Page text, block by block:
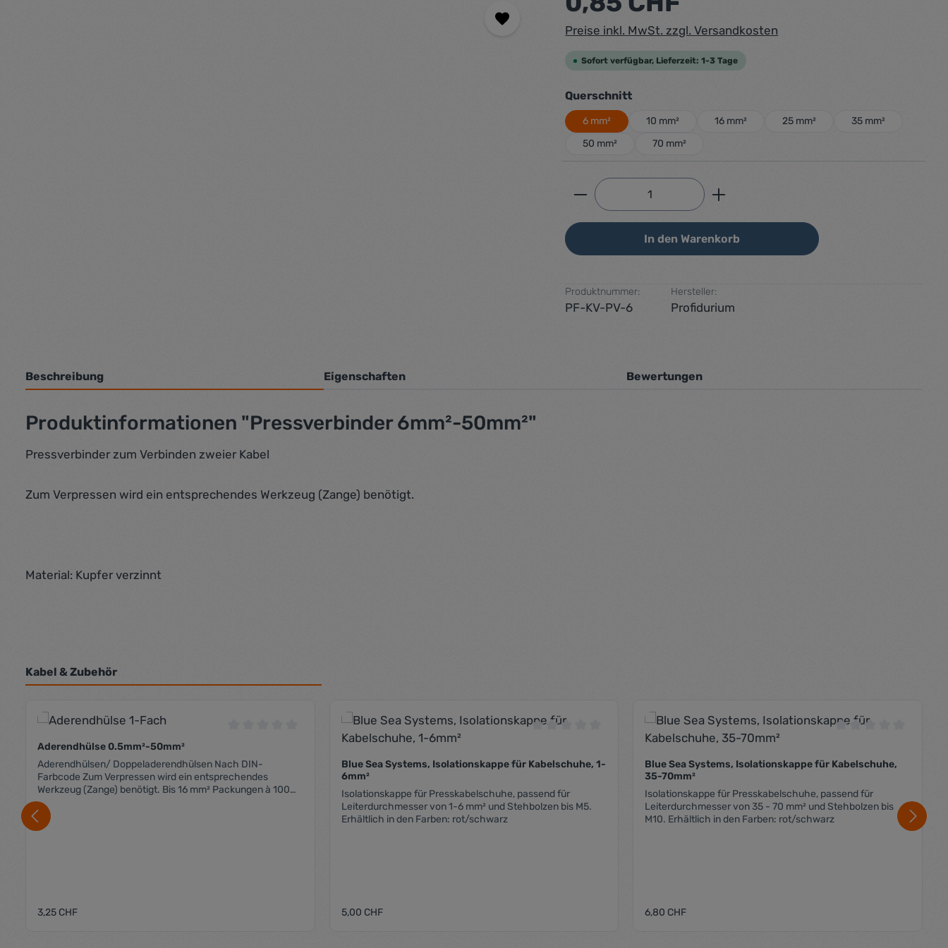
Preise inkl. MwSt. zzgl. Versandkosten
Sofort verfügbar, Lieferzeit: 1-3 Tage
Querschnittauswählen
6 mm² 10 mm² 16 mm² 25 mm²
35 mm²
50 mm²
70 mm²
Produkt Anzahl: Gib den gewünschten Wert
In den Warenkorb
Produktnummer:
PF-KV-PV-6
Hersteller:
Profidurium
Beschreibung Eigenschaften Bewertungen
Produktinformationen "Pressverbinder 6mm²-50mm²"
Pressverbinder zum Verbinden zweier Kabel
Zum Verpressen wird ein entsprechendes Werkzeug (Zange) benötigt.
Material: Kupfer verzinnt
Kabel & Zubehör
Durchschnittliche Bewertung von 0 von 5 Sternen
Aderendhülse 0.5mm²-50mm²
Aderendhülsen/ Doppeladerendhülsen Nach DIN-
Farbcode Zum Verpressen wird ein entsprechendes
Werkzeug (Zange) benötigt. Bis 16 mm² Packungen à 100
Stk. Ab 25 mm² Packungen à 50 Stk.
Regulärer Preis:
3,25 CHF
Durchschnittliche Bewertung von 0 von 5 Sternen
Blue Sea Systems, Isolationskappe für Kabelschuhe, 1-
6mm²
Isolationskappe für Presskabelschuhe, passend für
Leiterdurchmesser von 1-6 mm² und Stehbolzen bis M5.
Erhältlich in den Farben: rot/schwarz
Regulärer Preis:
5,00 CHF
Blue Sea Systems, Isolationskappe für Kabelschuhe,
35-70mm²
Isolationskappe für Presskabelschuhe, passend für
Leiterdurchmesser von 35 - 70 mm² und Stehbolzen bis
M10. Erhältlich in den Farben: rot/schwarz
Regulärer Preis:
6,80 CHF